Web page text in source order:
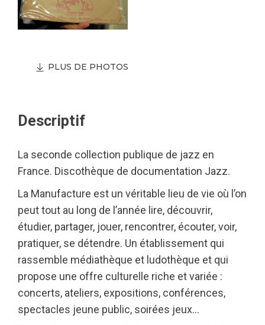
PLUS DE PHOTOS
Descriptif
La seconde collection publique de jazz en
France. Discothèque de documentation Jazz.
La Manufacture est un véritable lieu de vie où l’on
peut tout au long de l’année lire, découvrir,
étudier, partager, jouer, rencontrer, écouter, voir,
pratiquer, se détendre. Un établissement qui
rassemble médiathèque et ludothèque et qui
propose une offre culturelle riche et variée :
concerts, ateliers, expositions, conférences,
spectacles jeune public, soirées jeux…